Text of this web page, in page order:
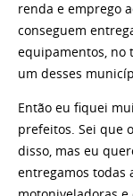
renda e emprego
conseguem
equipamentos, no
um desses
Então eu fiquei
prefeitos. Sei que
disso, mas eu
entregamos todas